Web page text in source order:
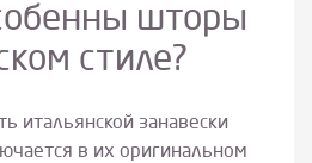
шторы
стиле?
итальянской занавески
в их оригинальном